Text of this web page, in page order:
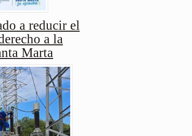
a reducir el
a la
Marta